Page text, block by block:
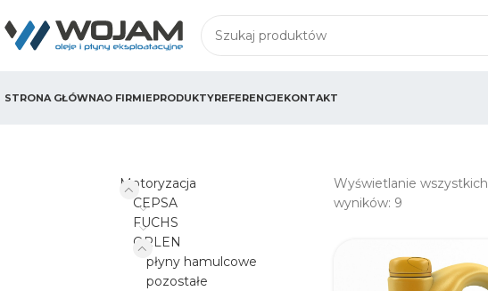
STRONA GŁÓWNAO FIRMIEPRODUKTYREFERENCJEKONTAKT
Motoryzacja
CEPSA
FUCHS
ORLEN
płyny hamulcowe
pozostałe
Wyświetlanie wszystkich
wyników: 9